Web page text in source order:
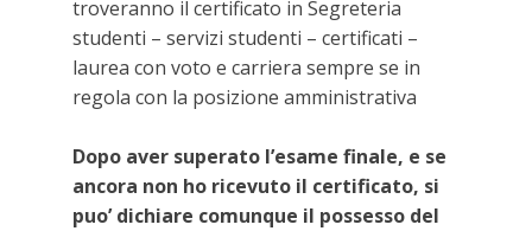
troveranno il certificato in Segreteria
studenti – servizi studenti – certificati –
laurea con voto e carriera sempre se in
regola con la posizione amministrativa
Dopo aver superato l’esame finale, e se
ancora non ho ricevuto il certificato, si
puo’ dichiare comunque il possesso del